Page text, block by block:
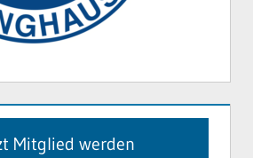
Mitglied werden